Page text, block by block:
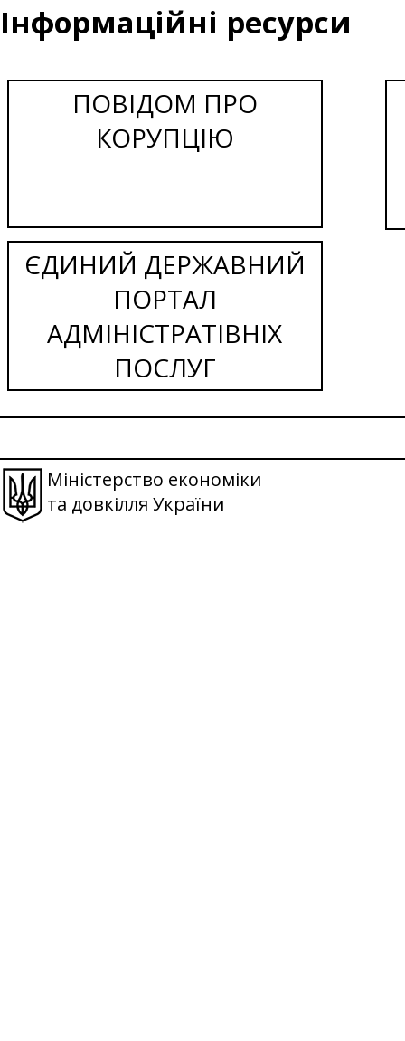
Інформаційні ресурси
ПОВІДОМ ПРО
КОРУПЦІЮ
ЄДИНИЙ ДЕРЖАВНИЙ
ПОРТАЛ
АДМІНІСТРАТІВНІХ
ПОСЛУГ
Міністерство економіки
та довкілля України